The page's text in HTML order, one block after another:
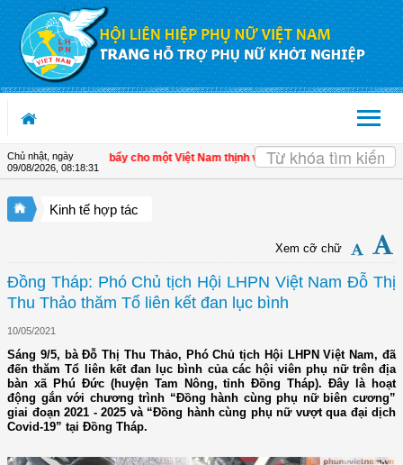
Truy cập nội dung luôn
Chủ nhật, ngày
09/08/2026 08:18:32
tế tư nhân - Đòn bẩy cho một Việt Nam thịnh vượng | Hội LHPN tỉnh Kiên
Kinh tế hợp tác
Xem cỡ chữ
Đồng Tháp: Phó Chủ tịch Hội LHPN Việt Nam Đỗ Thị
Thu Thảo thăm Tổ liên kết đan lục bình
10/05/2021
Sáng 9/5, bà Đỗ Thị Thu Thảo, Phó Chủ tịch Hội LHPN Việt Nam, đã
đến thăm Tổ liên kết đan lục bình của các hội viên phụ nữ trên địa
bàn xã Phú Đức (huyện Tam Nông, tỉnh Đồng Tháp). Đây là hoạt
động gắn với chương trình “Đồng hành cùng phụ nữ biên cương”
giai đoạn 2021 - 2025 và “Đồng hành cùng phụ nữ vượt qua đại dịch
Covid-19” tại Đồng Tháp.